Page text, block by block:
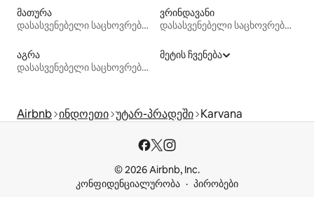
მათურა
დასასვენებელი საცხოვრებლები
ვრინდავანი
დასასვენებელი საცხოვრებლები
აგრა
დასასვენებელი საცხოვრებლები
მეტის ჩვენება
Airbnb ინდოეთი უტარ-პრადეში Karvana
© 2026 Airbnb, Inc.
კონფიდენციალურობა
პირობები